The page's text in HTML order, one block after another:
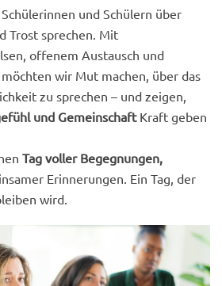
und Schülern über
Trost sprechen. Mit
offenem Austausch und
wir Mut machen, über das
zu sprechen – und zeigen,
und GemeinschaftKraft geben
Tag voller Begegnungen,
Erinnerungen. Ein Tag, der
wird.